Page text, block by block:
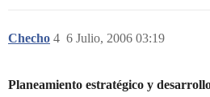
Checho 6 Julio, 2006 03:19
4
Planeamiento estratégico y